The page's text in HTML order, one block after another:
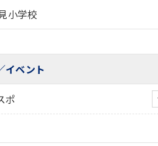
小学校
イベント
ポ